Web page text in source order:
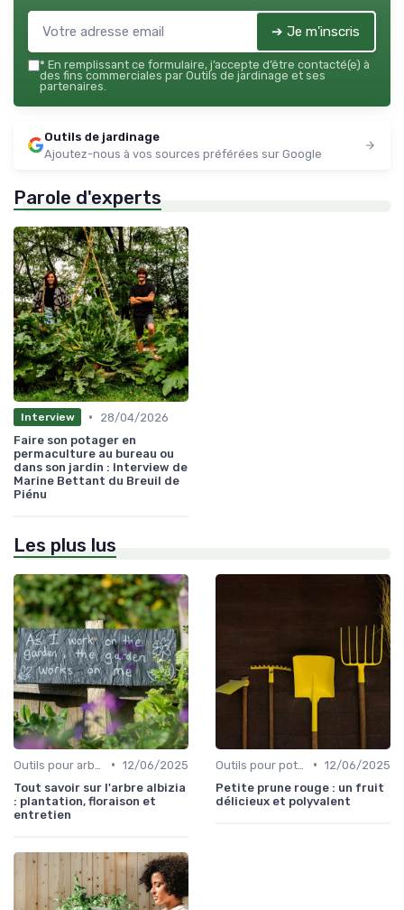
➔ Je m'inscris
* En remplissant ce formulaire, j’accepte d’être contacté(e) à
des fins commerciales par Outils de jardinage et ses
partenaires.
Outils de jardinage
Ajoutez-nous à vos sources préférées sur Google
Parole d'experts
Interview •
28/04/2026
Faire son potager en
permaculture au bureau ou
dans son jardin : Interview de
Marine Bettant du Breuil de
Piénu
Les plus lus
• 12/06/2025
Tout savoir sur l'arbre albizia
: plantation, floraison et
entretien
• 12/06/2025
Petite prune rouge : un fruit
délicieux et polyvalent